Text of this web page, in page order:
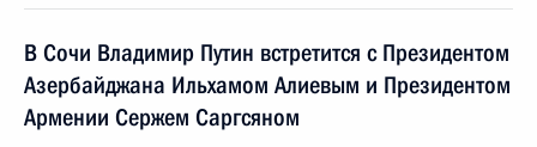
В Сочи Владимир Путин встретится с Президентом
Азербайджана Ильхамом Алиевым и Президентом
Армении Сержем Саргсяном